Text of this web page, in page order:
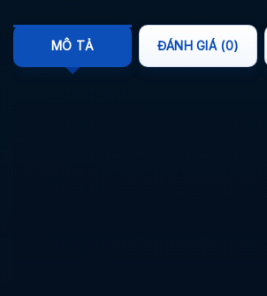
MÔ TẢ ĐÁNH GIÁ (0)